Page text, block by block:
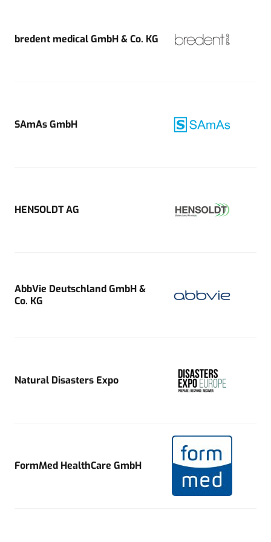
bredent medical GmbH & Co. KG
SAmAs GmbH
HENSOLDT AG
AbbVie Deutschland GmbH &
Co. KG
Natural Disasters Expo
FormMed HealthCare GmbH